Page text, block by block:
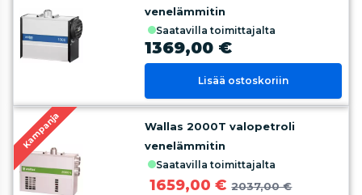
venelämmitin
saatavilla toimittajalta
1369,00 €
Lisää ostoskoriin
Kampanja
Wallas 2000T valopetroli
venelämmitin
saatavilla toimittajalta
1659,00 € 2037,00 €